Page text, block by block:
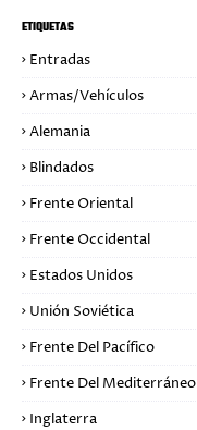
ETIQUETAS
Entradas
Armas/Vehículos
Alemania
Blindados
Frente Oriental
Frente Occidental
Estados Unidos
Unión Soviética
Frente Del Pacífico
Frente Del Mediterráneo
Inglaterra